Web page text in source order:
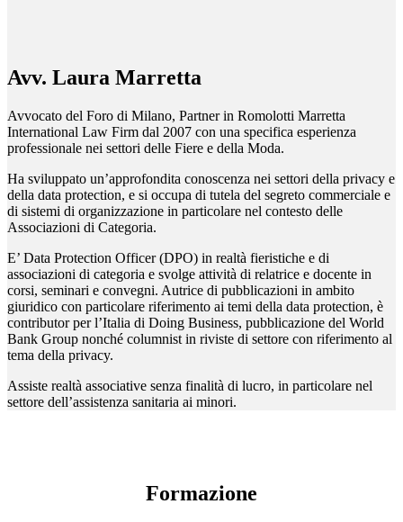
Avv. Laura Marretta
Avvocato del Foro di Milano, Partner in Romolotti Marretta
International Law Firm dal 2007 con una specifica esperienza
professionale nei settori delle Fiere e della Moda.
Ha sviluppato un’approfondita conoscenza nei settori della privacy e
della data protection, e si occupa di tutela del segreto commerciale e
di sistemi di organizzazione in particolare nel contesto delle
Associazioni di Categoria.
E’ Data Protection Officer (DPO) in realtà fieristiche e di
associazioni di categoria e svolge attività di relatrice e docente in
corsi, seminari e convegni. Autrice di pubblicazioni in ambito
giuridico con particolare riferimento ai temi della data protection, è
contributor per l’Italia di Doing Business, pubblicazione del World
Bank Group nonché columnist in riviste di settore con riferimento al
tema della privacy.
Assiste realtà associative senza finalità di lucro, in particolare nel
settore dell’assistenza sanitaria ai minori.
Formazione